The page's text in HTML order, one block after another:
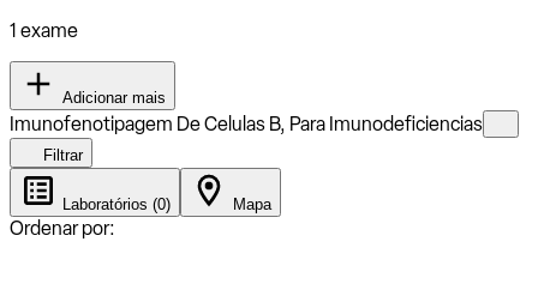
1 exame
Adicionar mais
Imunofenotipagem De Celulas B, Para Imunodeficiencias
Filtrar
Laboratórios (0) Mapa
Ordenar por: